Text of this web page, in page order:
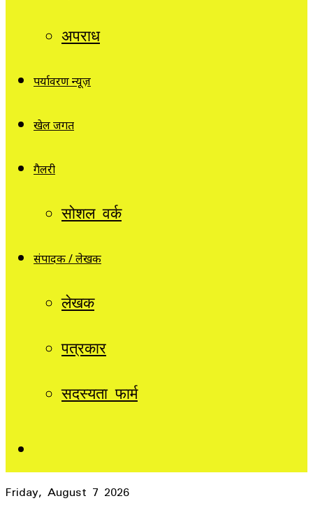
अपराध
पर्यावरण न्यूज़
खेल जगत
गैलरी
सोशल वर्क
संपादक / लेखक
लेखक
पत्रकार
सदस्यता फार्म
Friday, August 7 2026